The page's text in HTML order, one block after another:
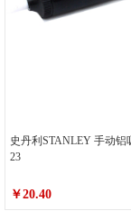
史丹利STANLEY 手动铝
23
￥20.40